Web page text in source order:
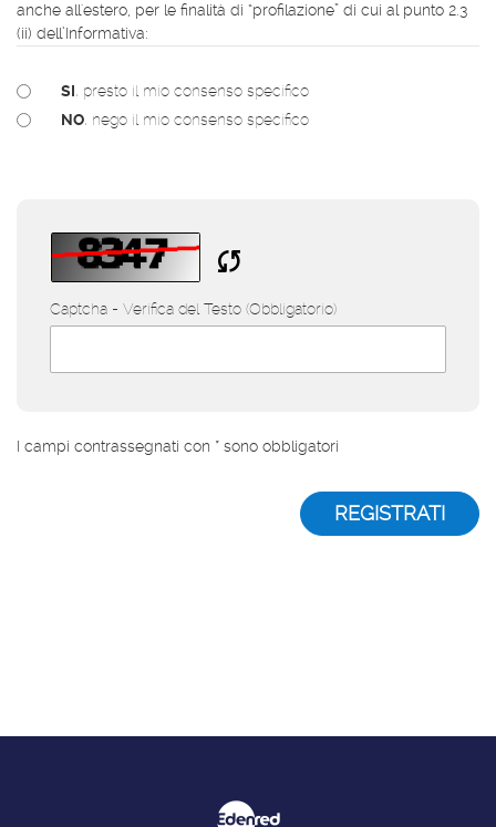
anche all'estero, per le finalità di “profilazione” di cui al punto 2.3
(ii) dell’Informativa:
SI, presto il mio consenso specifico
NO, nego il mio consenso specifico
Verifica del Testo (Obbligatorio)
I campi contrassegnati con * sono obbligatori
REGISTRATI